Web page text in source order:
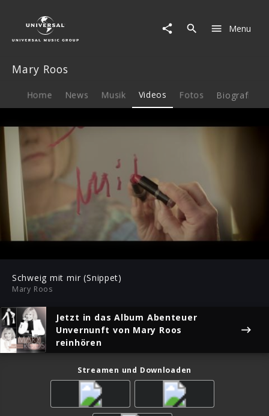
Video
Schweig
(Snippet)
Menu
Mary Roos
Home News Musik Videos Fotos Biografie
Play Mute
Play
Schweig mit mir (Snippet)
Mary Roos
Jetzt in das Album Abenteuer
Unvernunft von Mary Roos
reinhören
Streamen und Downloaden